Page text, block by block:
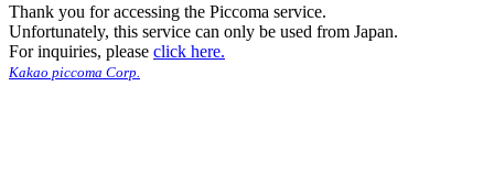
Thank you for accessing the Piccoma service.
Unfortunately, this service can only be used from Japan.
For inquiries, please click here.
Kakao piccoma Corp.